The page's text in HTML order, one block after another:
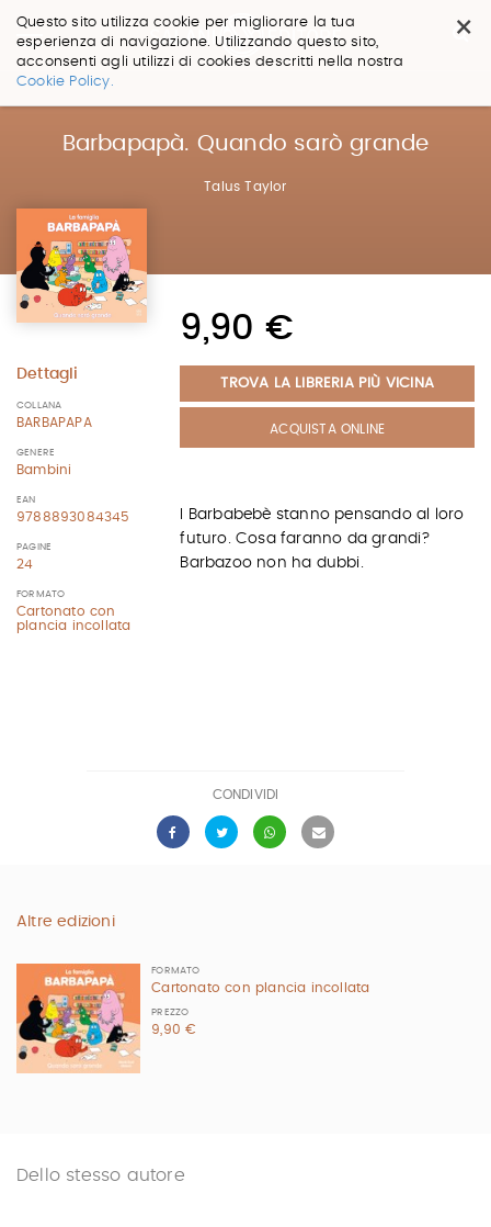
×
Questo sito utilizza cookie per migliorare la tua
esperienza di navigazione. Utilizzando questo sito,
acconsenti agli utilizzi di cookies descritti nella nostra
Cookie Policy.
Salta
Barbapapà. Quando sarò grande
Talus Taylor
Dettagli
COLLANA
BARBAPAPA
GENERE
Bambini
EAN
9788893084345
PAGINE
24
FORMATO
Cartonato con
plancia incollata
9,90 €
TROVA LA LIBRERIA PIÙ VICINA
ACQUISTA ONLINE
I Barbabebè stanno pensando al loro
futuro. Cosa faranno da grandi?
Barbazoo non ha dubbi.
CONDIVIDI
Altre edizioni
FORMATO
Cartonato con plancia incollata
PREZZO
9,90 €
Dello stesso autore